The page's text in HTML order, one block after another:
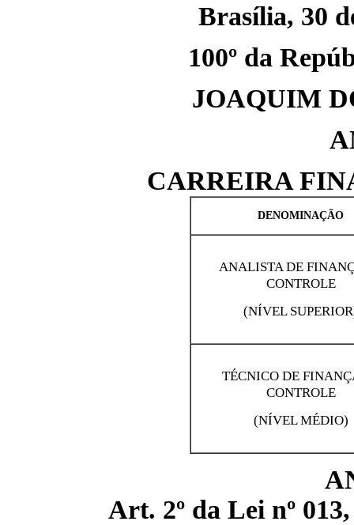
Brasília, 30
100º da
JOAQUIM
CARREIRA
DENOMINAÇÃO
ANALISTA DE
CONTROLE
(NÍVEL
TÉCNICO DE
CONTROLE
(NÍVEL MÉDIO)
Art. 2º da Lei nº